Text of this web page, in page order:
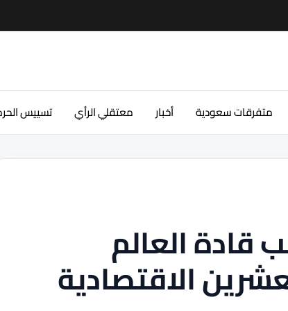
متفرقات سعودية أخبار معتقلي الرأي تسييس
قادة العالم
الاقتصادية